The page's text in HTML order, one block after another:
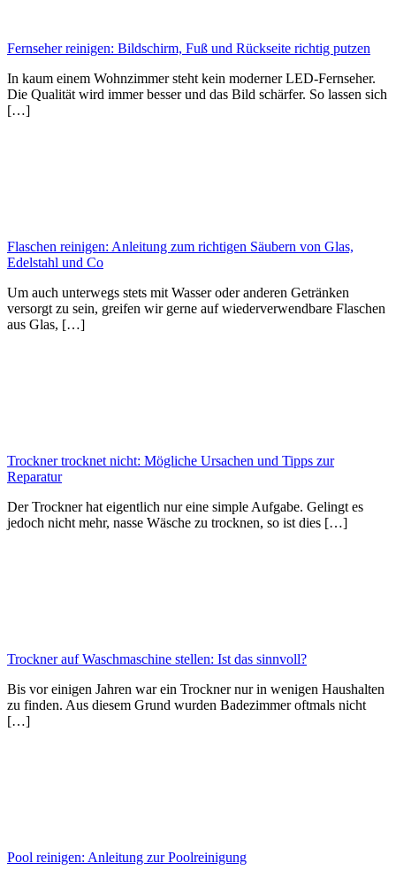
Fernseher reinigen: Bildschirm, Fuß und Rückseite richtig putzen
In kaum einem Wohnzimmer steht kein moderner LED-Fernseher.
Die Qualität wird immer besser und das Bild schärfer. So lassen sich
[…]
Flaschen reinigen: Anleitung zum richtigen Säubern von Glas,
Edelstahl und Co
Um auch unterwegs stets mit Wasser oder anderen Getränken
versorgt zu sein, greifen wir gerne auf wiederverwendbare Flaschen
aus Glas, […]
Trockner trocknet nicht: Mögliche Ursachen und Tipps zur
Reparatur
Der Trockner hat eigentlich nur eine simple Aufgabe. Gelingt es
jedoch nicht mehr, nasse Wäsche zu trocknen, so ist dies […]
Trockner auf Waschmaschine stellen: Ist das sinnvoll?
Bis vor einigen Jahren war ein Trockner nur in wenigen Haushalten
zu finden. Aus diesem Grund wurden Badezimmer oftmals nicht
[…]
Pool reinigen: Anleitung zur Poolreinigung